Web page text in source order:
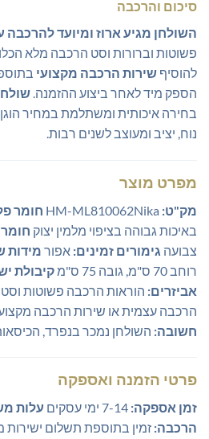
סיכום והרכבה
השולחן מגיע ארוז ומיועד
פשוטות וברורות וסט הרכבה מלא
להוסיף שירות הרכבה מקצועי
הספק מיד לאחר ביצוע ההזמנה.
בחירה איכותית ומשתלמת במחיר
נוח, יציב ומעוצב לשנים רבות.
מפרט מוצר
מק"ט: חומר
באיכות גבוהה בציפוי מלמין יצוק חומר
צבועה גימורים זמינים: אפור מידות
רוחב 70 ס"מ, גובה 75 ס"מ
קיבולת
אביזרים: הוראות הרכבה פשוטות
הרכבה עצמית או שירות הרכבה
חשובה: השולחן נמכר בנפרד,
פרטי הזמנה ואספקה
זמן אספקה: עלות
הרכבה: זמין בתוספת תשלום ישירות